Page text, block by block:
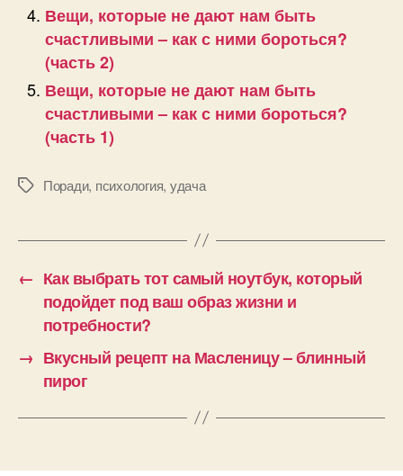
Вещи, которые не дают нам быть
счастливыми – как с ними бороться?
(часть 2)
Вещи, которые не дают нам быть
счастливыми – как с ними бороться?
(часть 1)
Позначки
Поради, психология, удача
← Как выбрать тот самый ноутбук, который
подойдет под ваш образ жизни и
потребности?
→ Вкусный рецепт на Масленицу – блинный
пирог